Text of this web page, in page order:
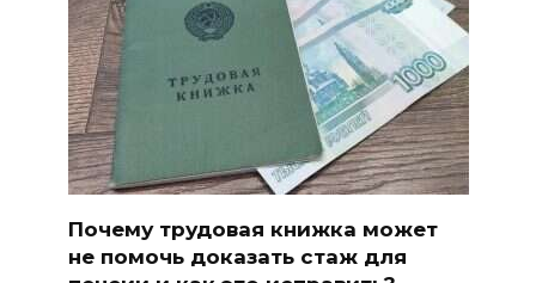
Почему трудовая книжка может
не помочь доказать стаж для